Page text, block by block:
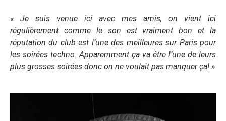
« Je suis venue ici avec mes amis, on vient ici
régulièrement comme le son est vraiment bon et la
réputation du club est l’une des meilleures sur Paris pour
les soirées techno. Apparemment ça va être l’une de leurs
plus grosses soirées donc on ne voulait pas manquer ça! »